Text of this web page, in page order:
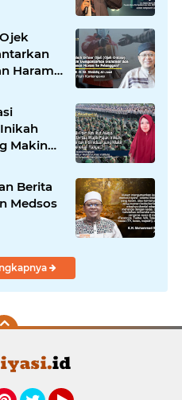
Haram
Makin
Berita
Medsos